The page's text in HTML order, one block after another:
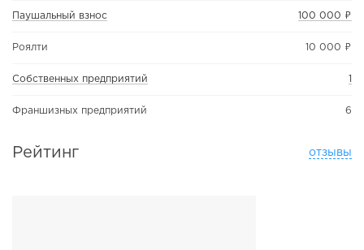
Паушальный взнос 100 000 ₽
Роялти 10 000 ₽
Собственных предприятий 1
Франшизных предприятий 6
Рейтинг отзывы